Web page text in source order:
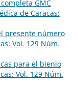
GMC
de Caracas:
presente número
Vol. 129 Núm.
para el bienio
Vol. 129 Núm.